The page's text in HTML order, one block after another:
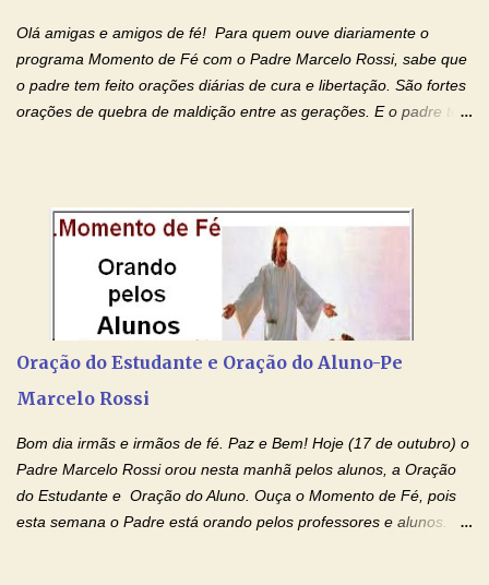
Olá amigas e amigos de fé! Para quem ouve diariamente o
programa Momento de Fé com o Padre Marcelo Rossi, sabe que
o padre tem feito orações diárias de cura e libertação. São fortes
orações de quebra de maldição entre as gerações. E o padre tem
por estas valiosas orações. Tenham um lindo fim de semana na
paz de Jesus Cristo e no amor de Maria Santíssima. Adriana-
Devoção e Fé Clique para acessar: Facebook Padre Marcelo
Rossi Site Padre Marcelo Rossi (para ouvir o Momento de Fé)
Tocai, Cura! E Restaura! "Jesus, no poder de Seu Nome, peço
agora que as águas do meu batismo fluam para trás através das
gerações, através de todas as raízes da minha árvore
genealógica. Que o Sangue de Jesus, purificador e vivificante,
Oração do Estudante e Oração do Aluno-Pe
Marcelo Rossi
Bom dia irmãs e irmãos de fé. Paz e Bem! Hoje (17 de outubro) o
Padre Marcelo Rossi orou nesta manhã pelos alunos, a Oração
do Estudante e Oração do Aluno. Ouça o Momento de Fé, pois
esta semana o Padre está orando pelos professores e alunos.